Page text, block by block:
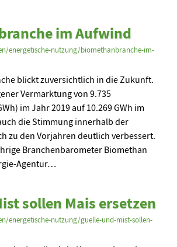
im Aufwind
energetische-nutzung/biomethanbranche-im-
blickt zuversichtlich in die Zukunft.
Vermarktung von 9.735
im Jahr 2019 auf 10.269 GWh im
die Stimmung innerhalb der
zu den Vorjahren deutlich verbessert.
Branchenbarometer Biomethan
Agentur…
sollen Mais ersetzen
energetische-nutzung/guelle-und-mist-sollen-